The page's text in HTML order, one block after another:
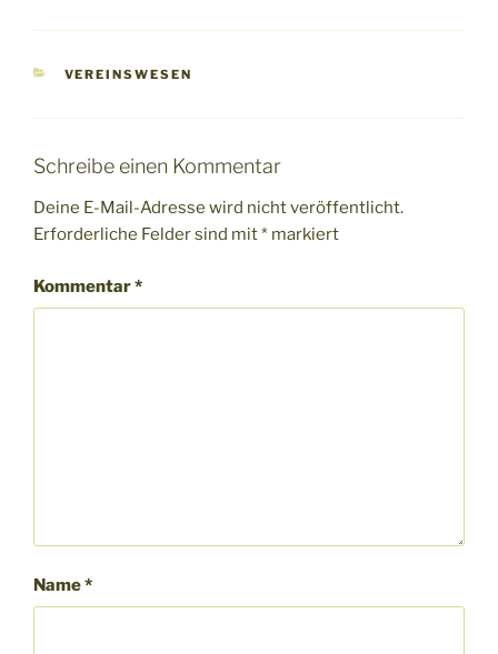
KATEGORIEN
VEREINSWESEN
Schreibe einen Kommentar
Deine E-Mail-Adresse wird nicht veröffentlicht.
Erforderliche Felder sind mit* markiert
Kommentar*
Name*